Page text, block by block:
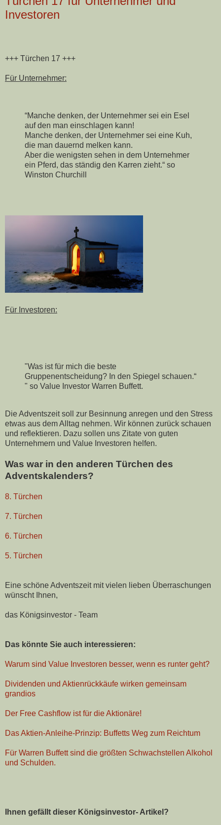
Investoren
+++ Türchen 17 +++
Für Unternehmer:
“Manche denken, der Unternehmer sei ein Esel
auf den man einschlagen kann!
Manche denken, der Unternehmer sei eine Kuh,
die man dauernd melken kann.
Aber die wenigsten sehen in dem Unternehmer
ein Pferd, das ständig den Karren zieht.“ so
Winston Churchill
Für Investoren:
"Was ist für mich die beste
Gruppenentscheidung? In den Spiegel schauen.“
" so Value Investor Warren Buffett.
Die Adventszeit soll zur Besinnung anregen und den Stress
etwas aus dem Alltag nehmen. Wir können zurück schauen
und reflektieren. Dazu sollen uns Zitate von guten
Unternehmern und Value Investoren helfen.
Was war in den anderen Türchen des
Adventskalenders?
8. Türchen
7. Türchen
6. Türchen
5. Türchen
Eine schöne Adventszeit mit vielen lieben Überraschungen
wünscht Ihnen,
das Königsinvestor - Team
Das könnte Sie auch interessieren:
Warum sind Value Investoren besser, wenn es runter geht?
Dividenden und Aktienrückkäufe wirken gemeinsam
grandios
Der Free Cashflow ist für die Aktionäre!
Das Aktien-Anleihe-Prinzip: Buffetts Weg zum Reichtum
Für Warren Buffett sind die größten Schwachstellen Alkohol
und Schulden.
Ihnen gefällt dieser Königsinvestor- Artikel?